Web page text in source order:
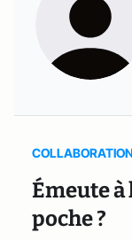
Émeute
poche ?